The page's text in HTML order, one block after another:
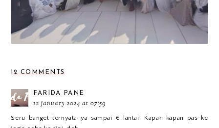
12 COMMENTS
FARIDA PANE
12 january 2024 at 07:59
Seru banget ternyata ya sampai 6 lantai. Kapan-kapan pas ke